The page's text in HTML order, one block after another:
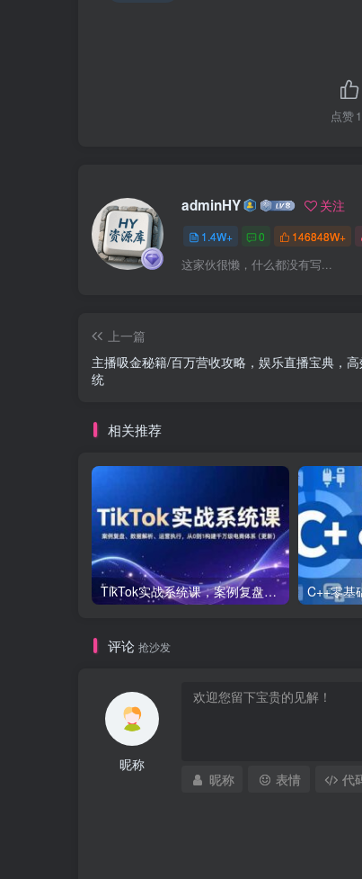
点赞
adminHY 关注
1.4W+ 0 146848W+
这家伙很懒，什么都没有写...
上一篇
主播吸金秘籍/百万营收攻略，娱乐直播宝典，
统
相关推荐
TikTok实战系统课，案例复盘、数据解析、运营执行，从0到1构建千万级电商体系（更新）
评论 抢沙发
昵称
昵称 表情 代